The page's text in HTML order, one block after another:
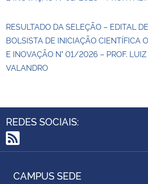
RESULTADO DA SELEÇÃO – EDITAL
BOLSISTA DE INICIAÇÃO CIENTÍFICA
E INOVAÇÃO N° 01/2026 – PROF. LUIZ
VALANDRO
REDES SOCIAIS:
RSS
CAMPUS SEDE